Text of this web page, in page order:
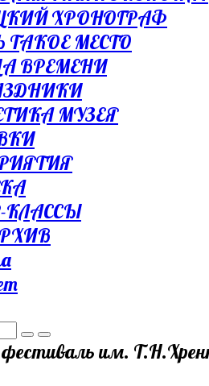
ХРОНОГРАФ
ТАКОЕ МЕСТО
ВРЕМЕНИ
МУЗЕЯ
КЛАССЫ